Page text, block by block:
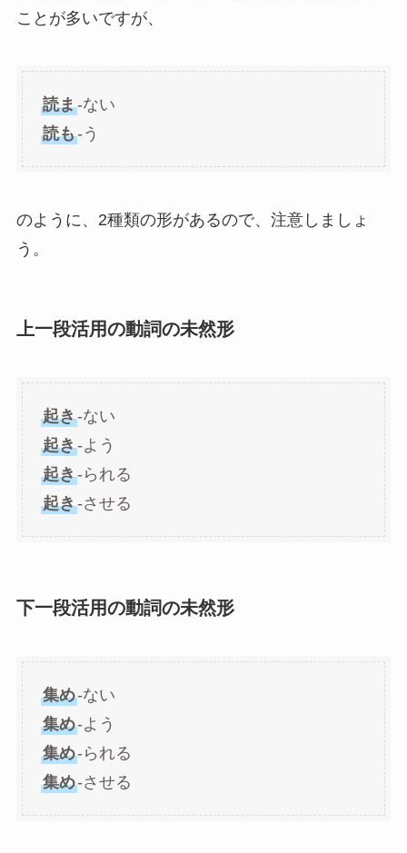
ことが多いですが、
読ま-ない
読も-う
のように、2種類の形があるので、注意しましょ
う。
上一段活用の動詞の未然形
起き-ない
起き-よう
起き-られる
起き-させる
下一段活用の動詞の未然形
集め-ない
集め-よう
集め-られる
集め-させる